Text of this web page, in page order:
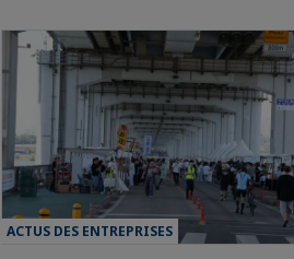
ACTUS DES ENTREPRISES